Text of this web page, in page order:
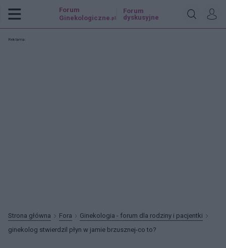
Forum
Ginekologiczne .pl
Forum
dyskusyjne
Reklama:
Strona główna Fora
Ginekologia - forum dla rodziny i pacjentki
ginekolog stwierdzil płyn w jamie brzusznej-co to?